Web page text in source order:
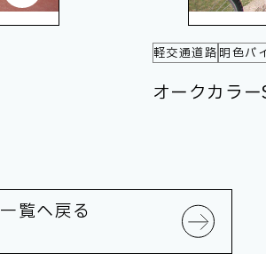
軽交通道路 明色バ
オークカラ
一覧へ戻る